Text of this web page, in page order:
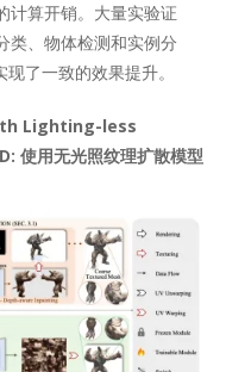
计算开销。大量实验证
类、物体检测和实例分
了一致的效果提升。
Lighting-less
用无光照纹理扩散模型